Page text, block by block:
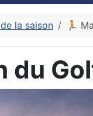
la saison 🏃
du